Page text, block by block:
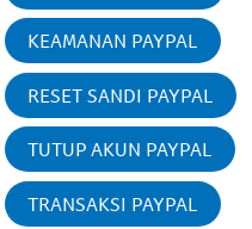
KEAMANAN PAYPAL
RESET SANDI PAYPAL
TUTUP AKUN PAYPAL
TRANSAKSI PAYPAL